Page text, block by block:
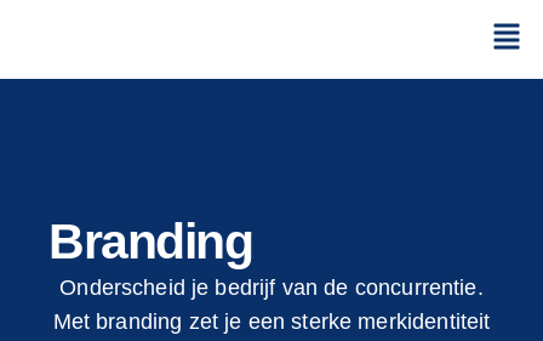
Branding
Onderscheid je bedrijf van de concurrentie.
Met branding zet je een sterke merkidentiteit